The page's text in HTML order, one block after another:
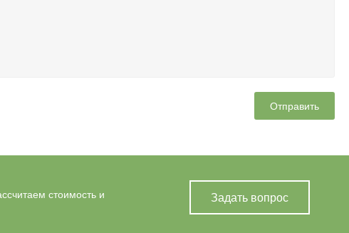
стоимость и
Задать вопрос